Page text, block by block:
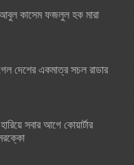
কাসেম ফজলুল হক মারা
দেশের একমাত্র সচল রাডার
সবার আগে কোয়ার্টার